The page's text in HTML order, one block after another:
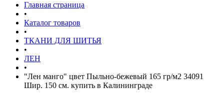
Главная страница
•
Каталог товаров
•
ТКАНИ ДЛЯ ШИТЬЯ
•
ЛЕН
•
"Лен манго" цвет Пыльно-бежевый 165 гр/м2 34091
Шир. 150 см. купить в Калининграде